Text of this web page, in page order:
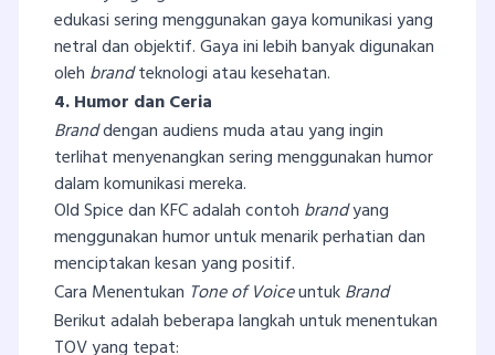
edukasi sering menggunakan gaya komunikasi yang
netral dan objektif. Gaya ini lebih banyak digunakan
oleh brandteknologi atau kesehatan.
4. Humor dan Ceria
Branddengan audiens muda atau yang ingin
terlihat menyenangkan sering menggunakan humor
dalam komunikasi mereka.
Old Spice dan KFC adalah contoh brandyang
menggunakan humor untuk menarik perhatian dan
menciptakan kesan yang positif.
Cara Menentukan Tone of VoiceuntukBrand
Berikut adalah beberapa langkah untuk menentukan
TOV yang tepat: